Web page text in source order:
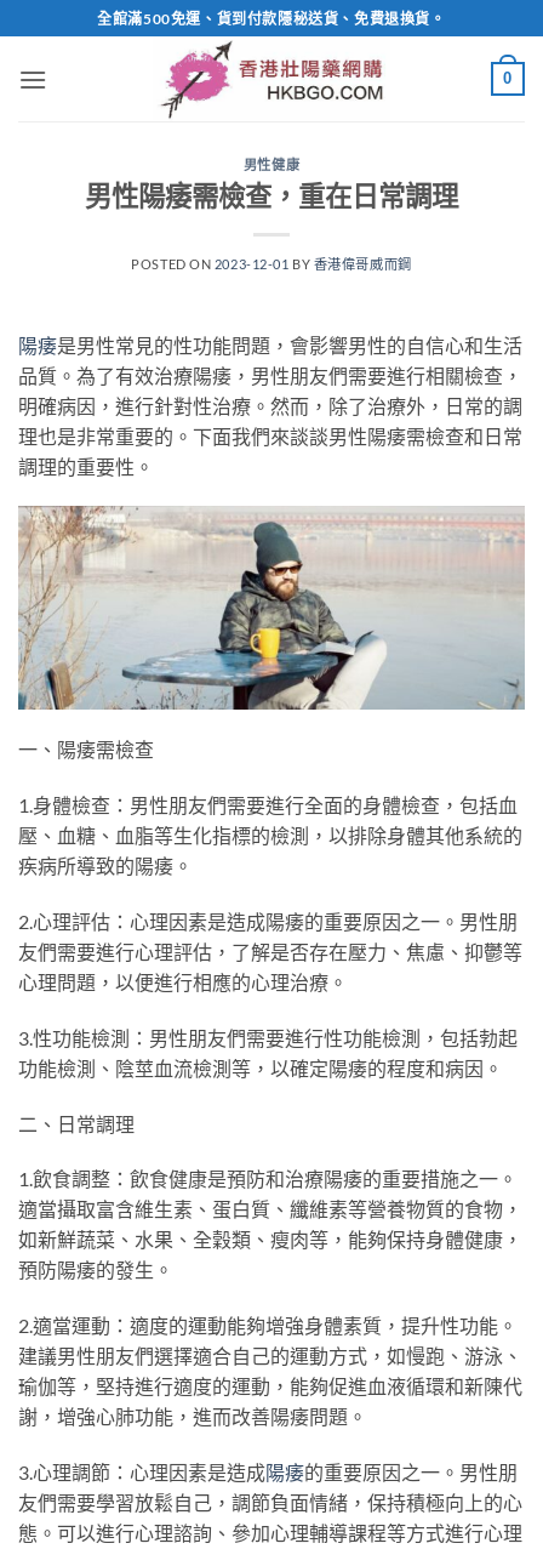
to
content
全館滿500免運、貨到付款隱秘送貨、免費退換貨。
0
男性健康
男性陽痿需檢查，重在日常調理
POSTED ON 2023-12-01 BY 香港偉哥威而鋼
陽痿是男性常見的性功能問題，會影響男性的自信心和生活
品質。為了有效治療陽痿，男性朋友們需要進行相關檢查，
明確病因，進行針對性治療。然而，除了治療外，日常的調
理也是非常重要的。下面我們來談談男性陽痿需檢查和日常
調理的重要性。
一、陽痿需檢查
1.身體檢查：男性朋友們需要進行全面的身體檢查，包括血
壓、血糖、血脂等生化指標的檢測，以排除身體其他系統的
疾病所導致的陽痿。
2.心理評估：心理因素是造成陽痿的重要原因之一。男性朋
友們需要進行心理評估，了解是否存在壓力、焦慮、抑鬱等
心理問題，以便進行相應的心理治療。
3.性功能檢測：男性朋友們需要進行性功能檢測，包括勃起
功能檢測、陰莖血流檢測等，以確定陽痿的程度和病因。
二、日常調理
1.飲食調整：飲食健康是預防和治療陽痿的重要措施之一。
適當攝取富含維生素、蛋白質、纖維素等營養物質的食物，
如新鮮蔬菜、水果、全穀類、瘦肉等，能夠保持身體健康，
預防陽痿的發生。
2.適當運動：適度的運動能夠增強身體素質，提升性功能。
建議男性朋友們選擇適合自己的運動方式，如慢跑、游泳、
瑜伽等，堅持進行適度的運動，能夠促進血液循環和新陳代
謝，增強心肺功能，進而改善陽痿問題。
3.心理調節：心理因素是造成陽痿的重要原因之一。男性朋
友們需要學習放鬆自己，調節負面情緒，保持積極向上的心
態。可以進行心理諮詢、參加心理輔導課程等方式進行心理